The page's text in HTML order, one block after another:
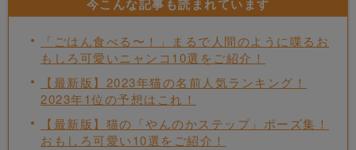
今こんな記事も読まれています
「ごはん食べる〜！」まるで人間のように喋るお
もしろ可愛いニャンコ10選をご紹介！
【最新版】2023年猫の名前人気ランキング！
2023年1位の予想はこれ！
【最新版】猫の「やんのかステップ」ポーズ集！
おもしろ可愛い10選をご紹介！